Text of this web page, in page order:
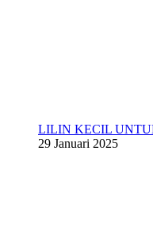
LILIN KECIL
29 Januari 2025